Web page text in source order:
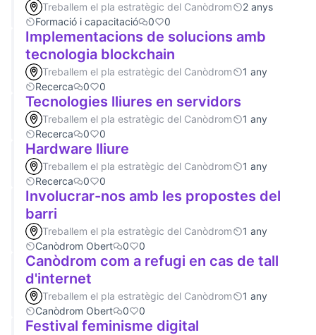
Treballem el pla estratègic del Canòdrom
2 anys
Formació i capacitació
0 0
Implementacions de solucions amb
tecnologia blockchain
Treballem el pla estratègic del Canòdrom
1 any
Recerca
0 0
Tecnologies lliures en servidors
Treballem el pla estratègic del Canòdrom
1 any
Recerca
0 0
Hardware lliure
Treballem el pla estratègic del Canòdrom
1 any
Recerca
0 0
Involucrar-nos amb les propostes del
barri
Treballem el pla estratègic del Canòdrom
1 any
Canòdrom Obert
0 0
Canòdrom com a refugi en cas de tall
d'internet
Treballem el pla estratègic del Canòdrom
1 any
Canòdrom Obert
0 0
Festival feminisme digital